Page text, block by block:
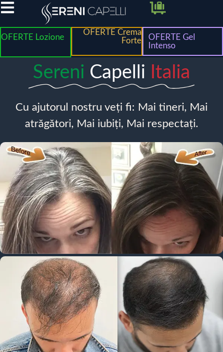
OFERTE Lozione
OFERTE Crema
Forte
OFERTE Gel
Intenso
Sereni Capelli Italia
Cu ajutorul nostru veți fi: Mai tineri, Mai
atrăgători, Mai iubiți, Mai respectați.